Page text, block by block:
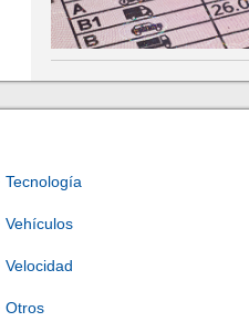
Tecnología
Vehículos
Velocidad
Otros